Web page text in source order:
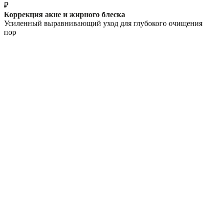
₽
Коррекция акне и жирного блеска
Усиленный выравнивающий уход для глубокого очищения
пор